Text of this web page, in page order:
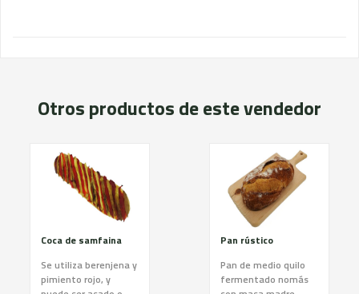
Otros productos de este vendedor
Coca de samfaina
Se utiliza berenjena y
pimiento rojo, y
Pan rústico
Pan de medio quilo
fermentado nomás